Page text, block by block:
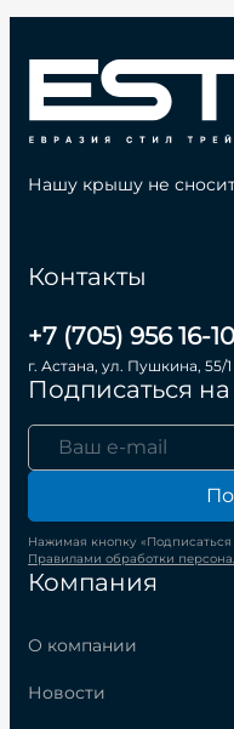
Компания
О компании
Новости
Контакты
+7 (705) 956 16-10
г. Астана, ул. Пушкина, 55/1
Подписаться
Нажимая кнопку
Правилами обработки
Нашу крышу не